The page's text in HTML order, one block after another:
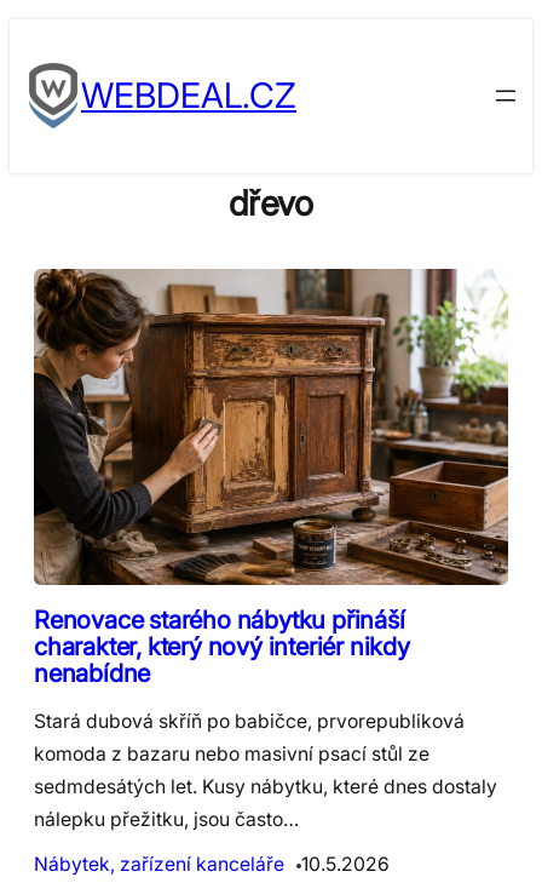
to
contentWEBDEAL.CZ
dřevo
Renovace starého nábytku přináší
charakter, který nový interiér nikdy
nenabídne
Stará dubová skříň po babičce, prvorepubliková
komoda z bazaru nebo masivní psací stůl ze
sedmdesátých let. Kusy nábytku, které dnes dostaly
nálepku přežitku, jsou často…
Nábytek, zařízení kanceláře
10.5.2026